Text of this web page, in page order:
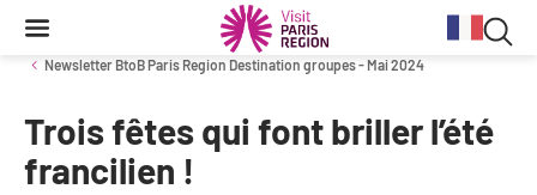
Contenu
Navigation
principale
Recherche
Conjoncture
Aides et financements
Services aux clientèles d'affaires
Organisez votre séminaire
Volontaires du Tourisme
le
Newsletter BtoB Paris Region Destination groupes - Mai 2024
Trois fêtes qui font briller l’été
francilien !